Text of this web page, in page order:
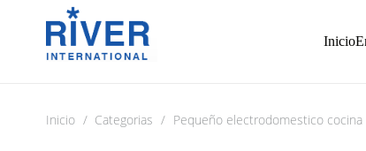
Inicio
Inicio / Categorias / Pequeño electrodomestico cocina